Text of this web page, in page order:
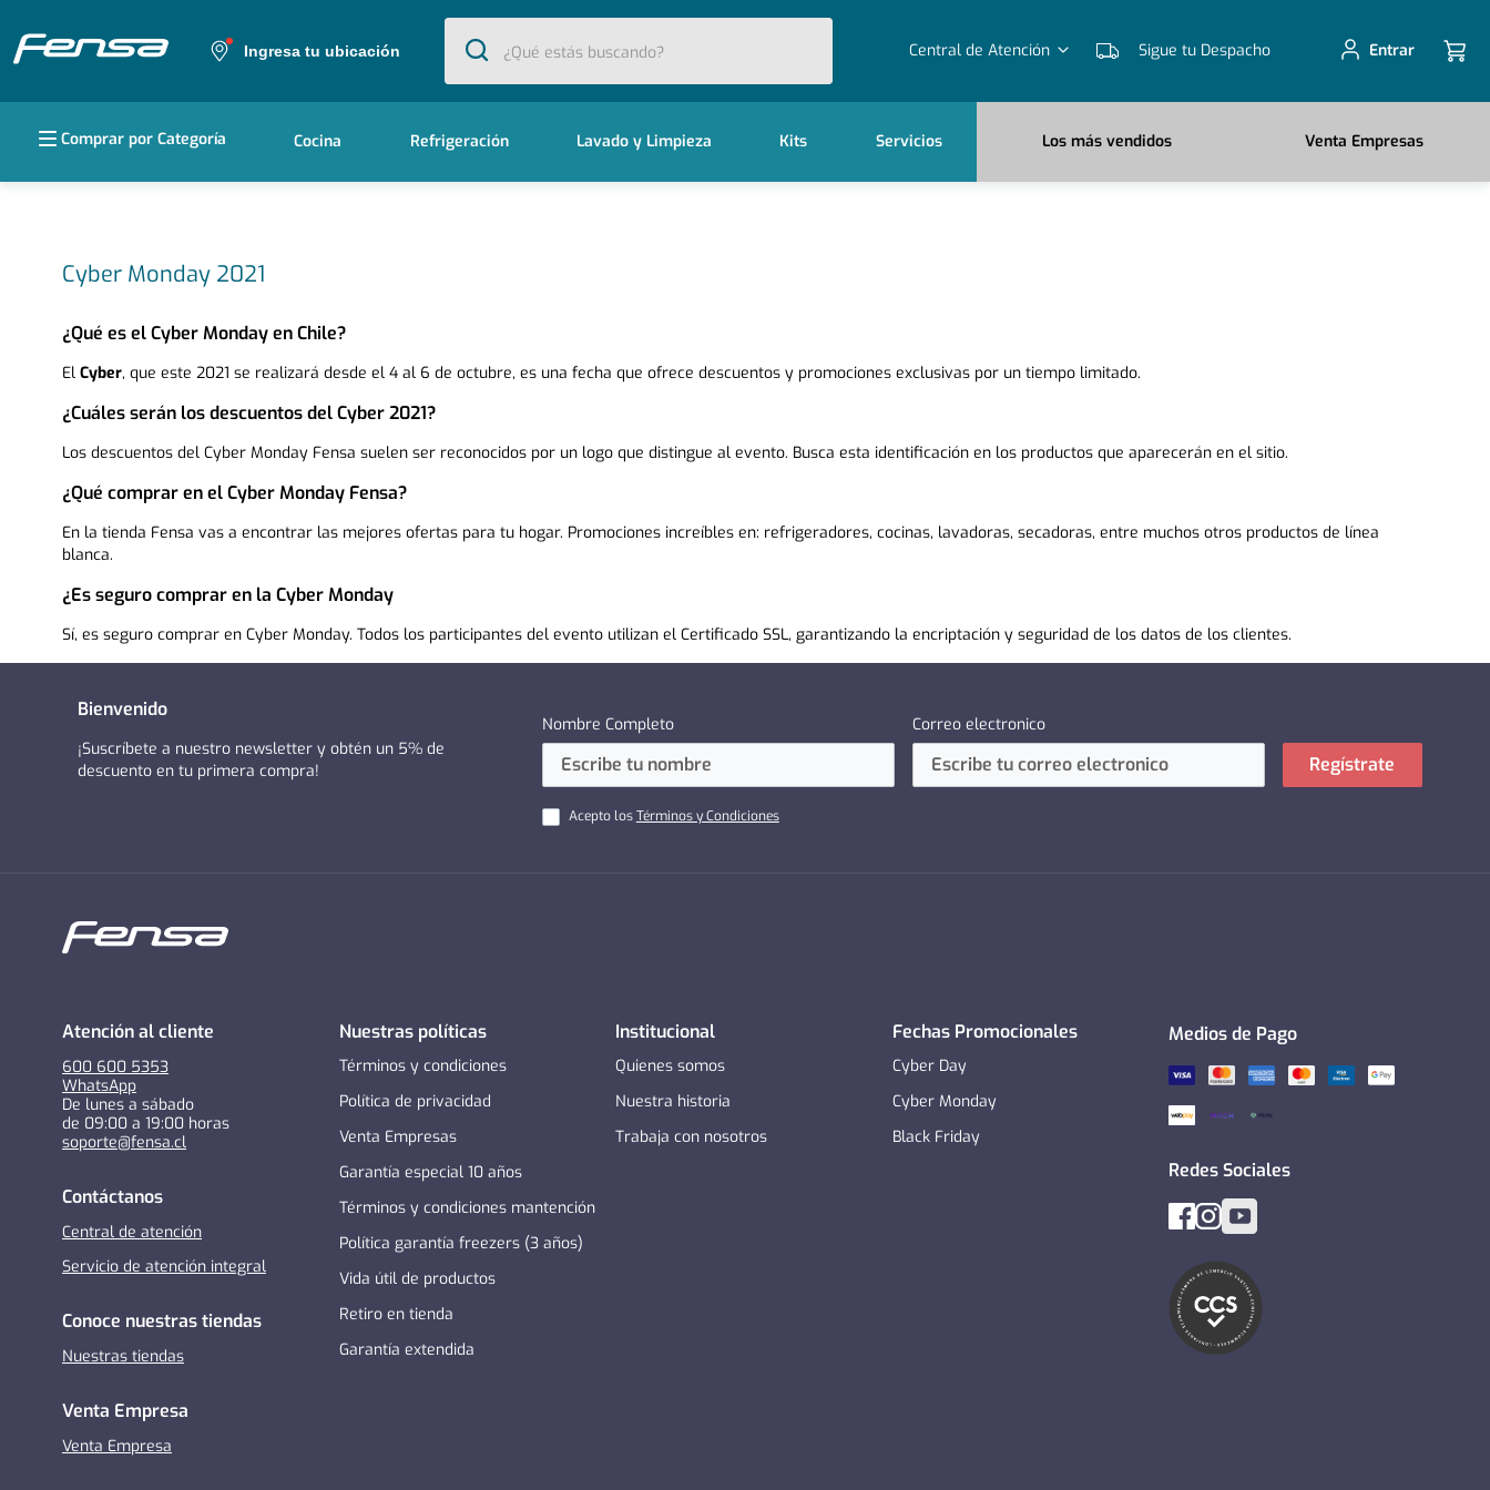
Ingresa tu ubicación
¿Qué estás buscando?
1. cocina 5 platos
bottom freezer
secadora
Central de Atención Sigue tu Despacho Entrar
Comprar por Categoría Cocina Refrigeración Lavado y Limpieza Kits Servicios Los más vendidos Venta Empresas
Cyber Monday 2021
¿Qué es el Cyber Monday en Chile?
El Cyber, que este 2021 se realizará desde el 4 al 6 de octubre, es una fecha que ofrece descuentos y promociones exclusivas por un tiempo limitado.
¿Cuáles serán los descuentos del Cyber 2021?
Los descuentos del Cyber Monday Fensa suelen ser reconocidos por un logo que distingue al evento. Busca esta identificación en los productos que aparecerán en el sitio.
¿Qué comprar en el Cyber Monday Fensa?
En la tienda Fensa vas a encontrar las mejores ofertas para tu hogar. Promociones increíbles en: refrigeradores, cocinas, lavadoras, secadoras, entre muchos otros productos de línea
blanca.
¿Es seguro comprar en la Cyber Monday
Sí, es seguro comprar en Cyber Monday. Todos los participantes del evento utilizan el Certificado SSL, garantizando la encriptación y seguridad de los datos de los clientes.
Bienvenido
¡Suscríbete a nuestro newsletter y obtén un 5% de
descuento en tu primera compra!
Nombre Completo Correo electronico
Acepto losTérminos y Condiciones
Regístrate
Atención al cliente
600 600 5353
WhatsApp
De lunes a sábado
de 09:00 a 19:00 horas
soporte@fensa.cl
Contáctanos
Central de atención
Servicio de atención integral
Conoce nuestras tiendas
Nuestras tiendas
Venta Empresa
Venta Empresa
Nuestras políticas
Términos y condiciones
Política de privacidad
Venta Empresas
Garantía especial 10 años
Términos y condiciones mantención
Política garantía freezers (3 años)
Vida útil de productos
Retiro en tienda
Garantía extendida
Institucional
Quienes somos
Nuestra historia
Trabaja con nosotros
Fechas Promocionales
Cyber Day
Cyber Monday
Black Friday
Medios de Pago
Redes Sociales